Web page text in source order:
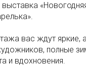
вас ждут яркие,
полные
и вдохновения.